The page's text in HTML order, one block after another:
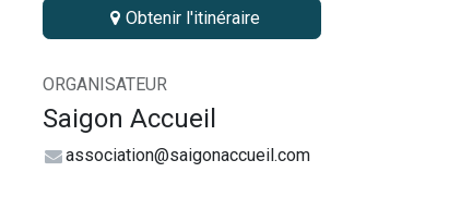
Obtenir l'itinéraire
ORGANISATEUR
Saigon Accueil
association@saigonaccueil.com